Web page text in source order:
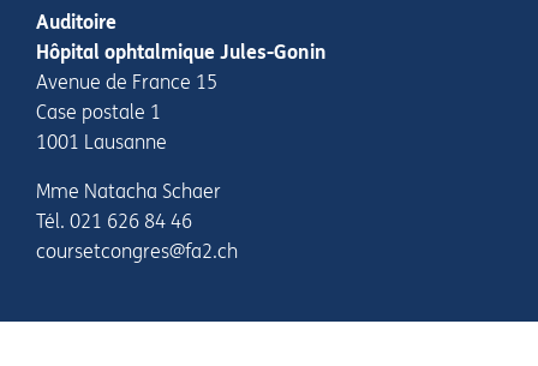
Auditoire
Hôpital ophtalmique Jules-Gonin
Avenue de France 15
Case postale 1
1001 Lausanne
Mme Natacha Schaer
Tél. 021 626 84 46
coursetcongres@fa2.ch